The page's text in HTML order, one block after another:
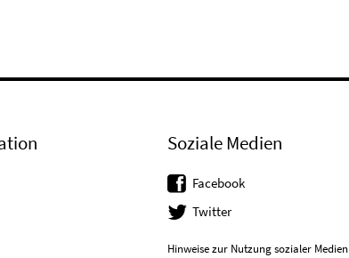
Soziale Medien
Facebook
Twitter
Hinweise zur Nutzung sozialer Medien